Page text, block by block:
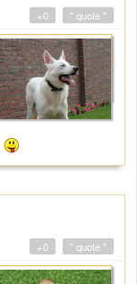
" quote "
+0
" quote "
+0